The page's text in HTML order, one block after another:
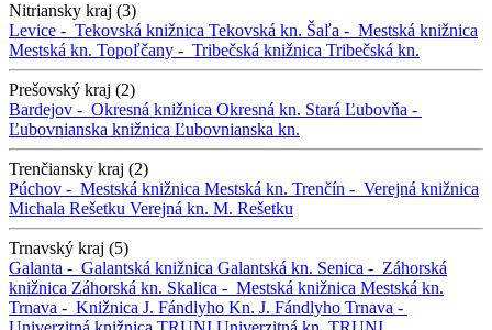
Nitriansky kraj (3)
Levice - Tekovská knižnica Tekovská kn. Šaľa - Mestská knižnica
Mestská kn. Topoľčany - Tribečská knižnica Tribečská kn.
Prešovský kraj (2)
Bardejov - Okresná knižnica Okresná kn. Stará Ľubovňa -
Ľubovnianska knižnica Ľubovnianska kn.
Trenčiansky kraj (2)
Púchov - Mestská knižnica Mestská kn. Trenčín - Verejná knižnica
Michala Rešetku Verejná kn. M. Rešetku
Trnavský kraj (5)
Galanta - Galantská knižnica Galantská kn. Senica - Záhorská
knižnica Záhorská kn. Skalica - Mestská knižnica Mestská kn.
Trnava - Knižnica J. Fándlyho Kn. J. Fándlyho Trnava -